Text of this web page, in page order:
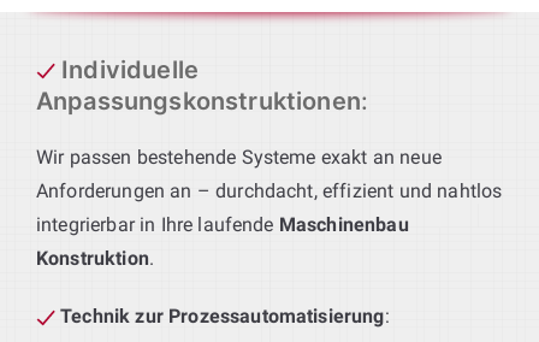
Individuelle
Anpassungskonstruktionen:
Wir passen bestehende Systeme exakt an neue
Anforderungen an – durchdacht, effizient und nahtlos
integrierbar in Ihre laufende Maschinenbau
Konstruktion.
Technik zur Prozessautomatisierung: